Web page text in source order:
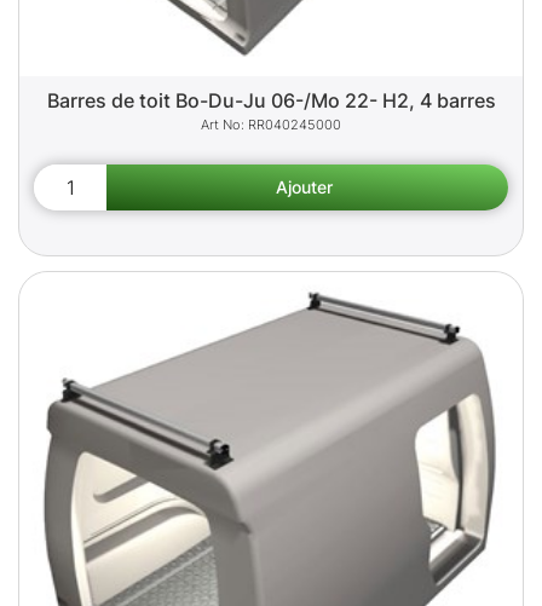
Barres de toit Bo-Du-Ju 06-/Mo 22- H2, 4 barres
RR040245000